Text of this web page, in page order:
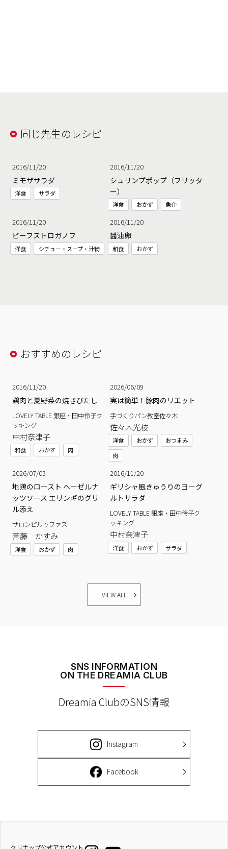
同じ先生のレシピ
2016/11/20
ミモザサラダ
洋食 サラダ
2016/11/20
シュリンプポップ（フリッタ
ー）
洋食 おかず 魚介
2016/11/20
ビーフストロガノフ
洋食 シチュー・スープ・汁物
2016/11/20
醤油卵
和食 おかず
おすすめのレシピ
2016/11/20
鶏肉と夏野菜の焼きびたし
LOVELY TABLE 銀座・田中伶子ク
ッキング
中村奈津子
和食 おかず 肉
2026/06/09
実は簡単！豚肉のリエット
手づくりパン教室佐々木
佐々木光枝
洋食 おかず
おつまみ
肉
2026/07/03
地鶏のロースト ヘーゼルナ
ッツソース エリンギのグリ
ル添え
サロンピルゥファス
斉藤 かすみ
洋食 おかず 肉
2016/11/20
ギリシャ風きゅうりのヨーグ
ルトサラダ
LOVELY TABLE 銀座・田中伶子ク
ッキング
中村奈津子
洋食 おかず サラダ
VIEW ALL
SNS INFORMATION
ON THE DREAMIA CLUB
Dreamia ClubのSNS情報
Instagram
Facebook
クリナップ公式アカウント